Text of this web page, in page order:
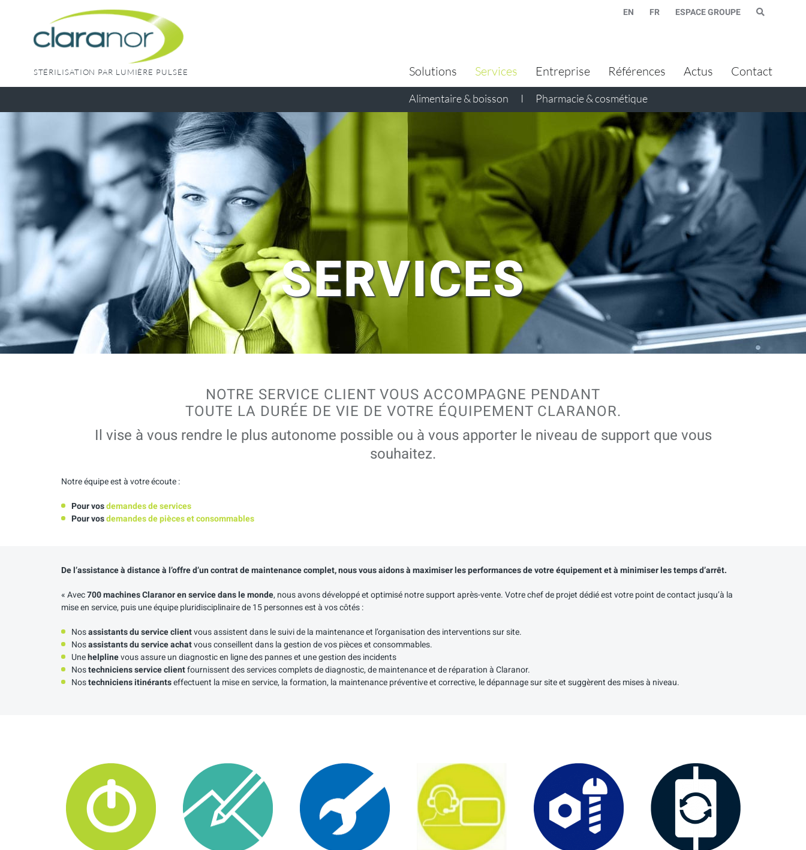
EN FR ESPACE GROUPE
STÉRILISATION PAR LUMIÈRE PULSÉE Solutions
Alimentaire & boisson I Pharmacie & cosmétique
Services Entreprise Références Actus Contact
SERVICES
NOTRE SERVICE CLIENT VOUS ACCOMPAGNE PENDANT
TOUTE LA DURÉE DE VIE DE VOTRE ÉQUIPEMENT CLARANOR.
Il vise à vous rendre le plus autonome possible ou à vous apporter le niveau de support que vous
souhaitez.
Notre équipe est à votre écoute :
Pour vosdemandes de services
Pour vosdemandes de pièces et consommables
De l’assistance à distance à l’offre d’un contrat de maintenance complet, nous vous aidons à maximiser les performances de votre équipement et à minimiser les temps d’arrêt.
« Avec700 machines Claranor en service dans le monde, nous avons développé et optimisé notre support après-vente. Votre chef de projet dédié est votre point de contact jusqu’à la
mise en service, puis une équipe pluridisciplinaire de 15 personnes est à vos côtés :
Nosassistants du service clientvous assistent dans le suivi de la maintenance et l’organisation des interventions sur site.
Nosassistants du service achatvous conseillent dans la gestion de vos pièces et consommables.
Unehelplinevous assure un diagnostic en ligne des pannes et une gestion des incidents
Nostechniciens service clientfournissent des services complets de diagnostic, de maintenance et de réparation à Claranor.
Nostechniciensitinérantseffectuent la mise en service, la formation, la maintenance préventive et corrective, le dépannage sur site et suggèrent des mises à niveau.